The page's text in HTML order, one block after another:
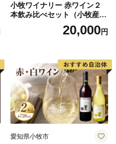
小牧ワイナリー 赤ワイン２
本飲み比べセット（小牧産ぶ
どう100％使用）20,000円
愛知県小牧市